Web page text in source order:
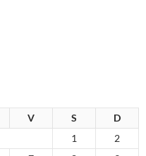
V S
D
1
2